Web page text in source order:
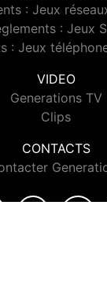
: Jeux
: Jeux
: Jeux
VIDEO
Generations TV
Clips
CONTACTS